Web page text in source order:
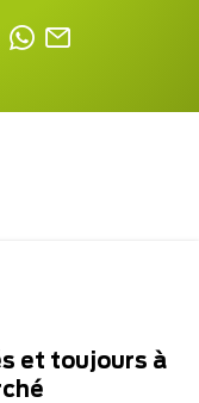
et toujours à